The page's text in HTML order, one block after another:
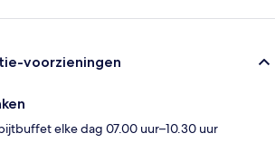
voorzieningen
elke dag 07.00 uur–10.30 uur